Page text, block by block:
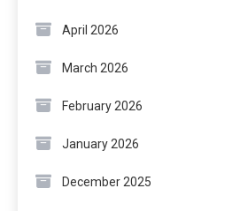
April 2026
March 2026
February 2026
January 2026
December 2025